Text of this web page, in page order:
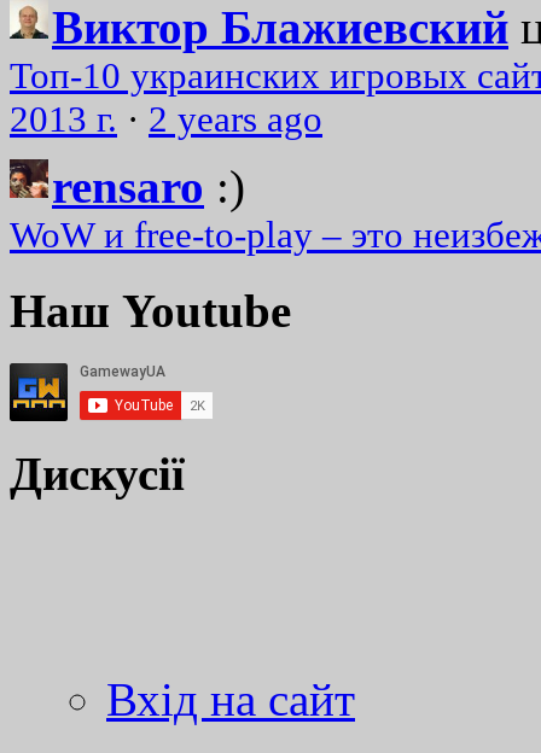
Виктор Блажиевский
Топ-10 украинских игровых
2013 г. · 2 years ago
rensaro :)
WoW и free-to-play – это
Наш Youtube
Дискусії
Вхід на сайт